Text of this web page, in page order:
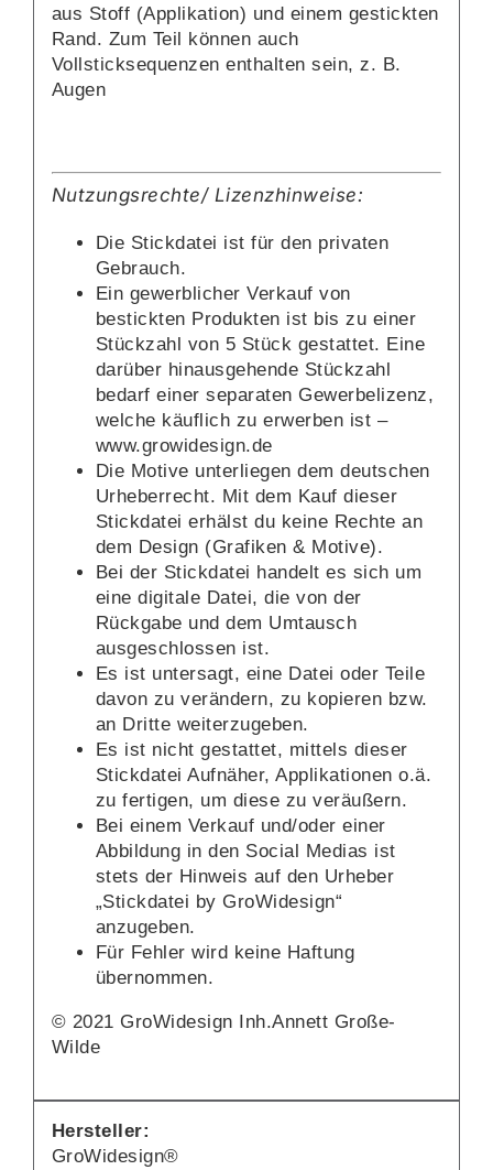
aus Stoff (Applikation) und einem gestickten
Rand. Zum Teil können auch
Vollsticksequenzen enthalten sein, z. B.
Augen
Nutzungsrechte/ Lizenzhinweise:
Die Stickdatei ist für den privaten
Gebrauch.
Ein gewerblicher Verkauf von
bestickten Produkten ist bis zu einer
Stückzahl von 5 Stück gestattet. Eine
darüber hinausgehende Stückzahl
bedarf einer separaten Gewerbelizenz,
welche käuflich zu erwerben ist –
www.growidesign.de
Die Motive unterliegen dem deutschen
Urheberrecht. Mit dem Kauf dieser
Stickdatei erhälst du keine Rechte an
dem Design (Grafiken & Motive).
Bei der Stickdatei handelt es sich um
eine digitale Datei, die von der
Rückgabe und dem Umtausch
ausgeschlossen ist.
Es ist untersagt, eine Datei oder Teile
davon zu verändern, zu kopieren bzw.
an Dritte weiterzugeben.
Es ist nicht gestattet, mittels dieser
Stickdatei Aufnäher, Applikationen o.ä.
zu fertigen, um diese zu veräußern.
Bei einem Verkauf und/oder einer
Abbildung in den Social Medias ist
stets der Hinweis auf den Urheber
„Stickdatei by GroWidesign“
anzugeben.
Für Fehler wird keine Haftung
übernommen.
© 2021 GroWidesign Inh.Annett Große-
Wilde
Hersteller:
GroWidesign®